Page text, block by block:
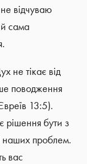
відчуваю
сама
не тікає від
поводження
13:5).
рішення бути з
наших проблем.
вас